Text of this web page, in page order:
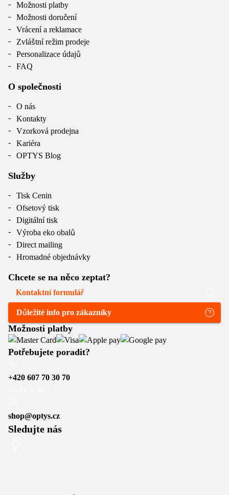
Možnosti platby
Možnosti doručení
Vrácení a reklamace
Zvláštní režim prodeje
Personalizace údajů
FAQ
O společnosti
O nás
Kontakty
Vzorková prodejna
Kariéra
OPTYS Blog
Služby
Tisk Cenin
Ofsetový tisk
Digitální tisk
Výroba eko obalů
Direct mailing
Hromadné objednávky
Chcete se na něco zeptat?
Kontaktní formulář
Důležité info pro zákazníky
Možnosti platby
Potřebujete poradit?
+420 607 70 30 70
shop@optys.cz
Sledujte nás